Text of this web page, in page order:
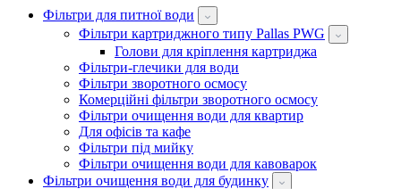
Фільтри для питної води
Фільтри картриджного типу Pallas PWG
Голови для кріплення картриджа
Фільтри-глечики для води
Фільтри зворотного осмосу
Комерційні фільтри зворотного осмосу
Фільтри очищення води для квартир
Для офісів та кафе
Фільтри під мийку
Фільтри очищення води для кавоварок
Фільтри очищення води для будинку